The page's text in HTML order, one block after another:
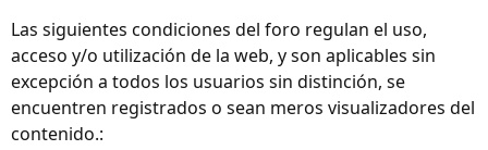
Las siguientes condiciones del foro regulan el uso,
acceso y/o utilización de la web, y son aplicables sin
excepción a todos los usuarios sin distinción, se
encuentren registrados o sean meros visualizadores del
contenido.: